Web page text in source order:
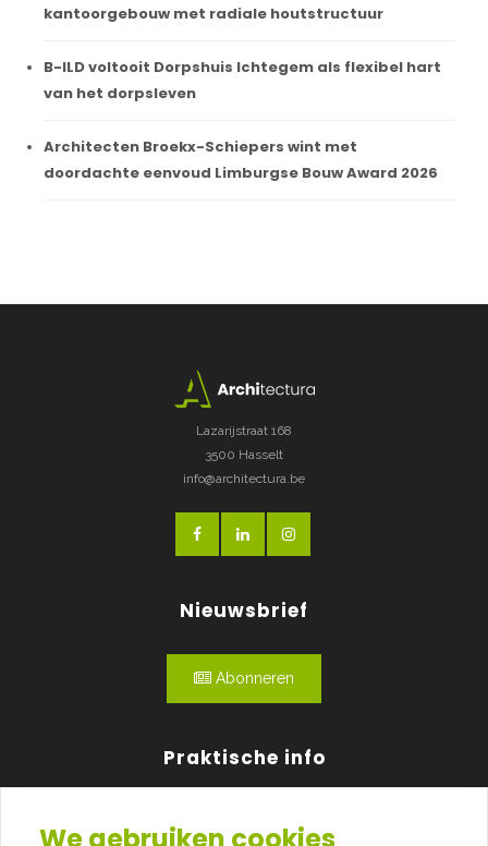
kantoorgebouw met radiale houtstructuur
B-ILD voltooit Dorpshuis Ichtegem als flexibel hart
van het dorpsleven
Architecten Broekx-Schiepers wint met
doordachte eenvoud Limburgse Bouw Award 2026
Lazarijstraat 168
3500 Hasselt
info@architectura.be
Nieuwsbrief
Abonneren
Praktische info